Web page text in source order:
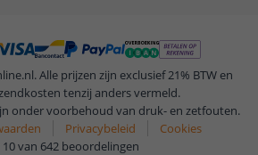
Alle prijzen zijn exclusief 21% BTW en
tenzij anders vermeld.
onder voorbehoud van druk- en zetfouten.
Privacybeleid
Cookies
10 van 642 beoordelingen